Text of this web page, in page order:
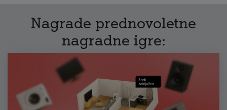
Nagrade prednovoletne
nagradne igre: